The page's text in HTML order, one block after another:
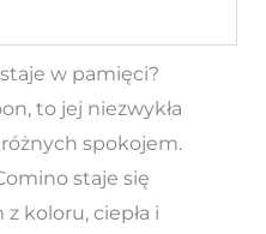
w pamięci?
to jej niezwykła
spokojem.
staje się
koloru, ciepła i